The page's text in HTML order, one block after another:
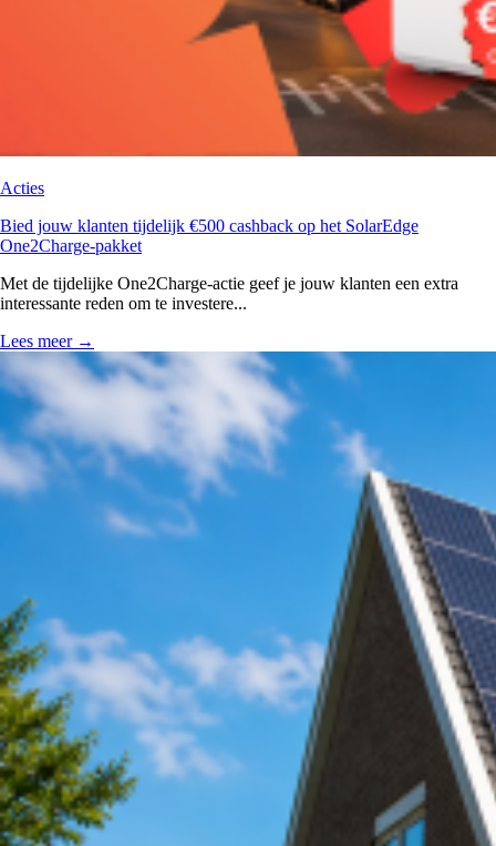
Acties
Bied jouw klanten tijdelijk €500 cashback op het SolarEdge
One2Charge-pakket
Met de tijdelijke One2Charge-actie geef je jouw klanten een extra
interessante reden om te investere...
Lees meer →